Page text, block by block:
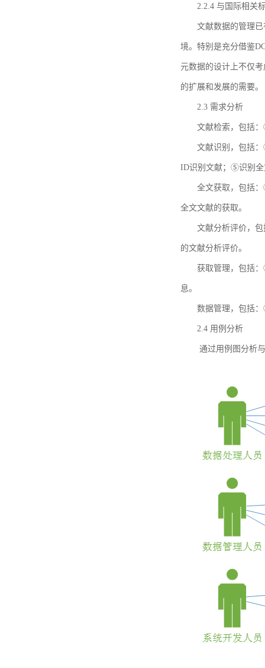
2.2.4 与国际相关
文献数据的管理
境。特别是充分借鉴
元数据的设计上不仅
的扩展和发展的需要。
2.3 需求分析
文献检索，包括
文献识别，包括
ID识别文献；⑤识别全
全文获取，包括
全文文献的获取。
文献分析评价，
的文献分析评价。
获取管理，包括
息。
数据管理，包括
2.4 用例分析
通过用例图分析